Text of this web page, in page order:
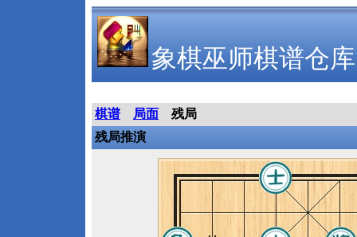
象棋巫师棋谱仓库
棋谱 局面
残局
残局推演